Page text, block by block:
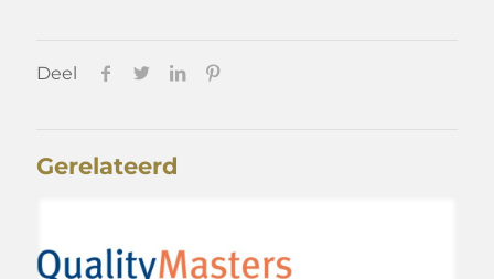
Deel
Gerelateerd